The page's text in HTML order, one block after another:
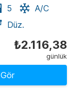
5
A/C
Düz.
₺2.116,38
günlük
Gör